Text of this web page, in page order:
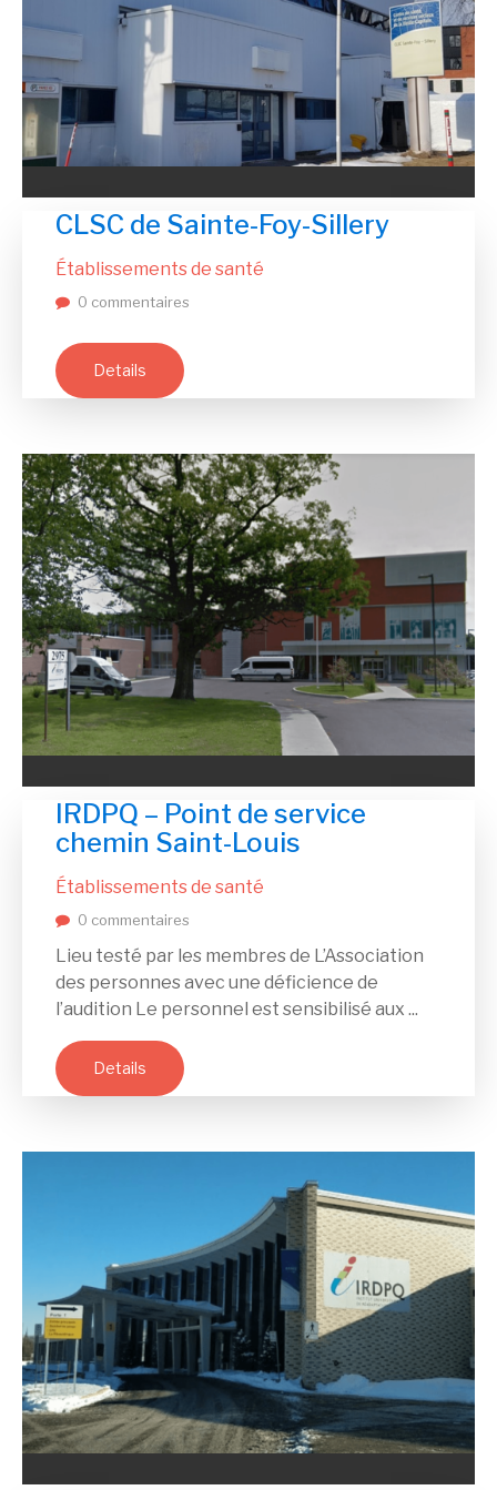
CLSC de Sainte-Foy-Sillery
Établissements de santé
0 commentaires
Details
IRDPQ – Point de service
chemin Saint-Louis
Établissements de santé
0 commentaires
Lieu testé par les membres de L’Association
des personnes avec une déficience de
l’audition Le personnel est sensibilisé aux ...
Details